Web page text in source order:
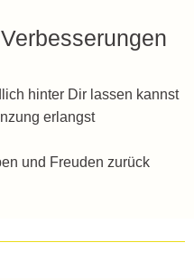
hinter Dir lassen kannst
erlangst
und Freuden zurück